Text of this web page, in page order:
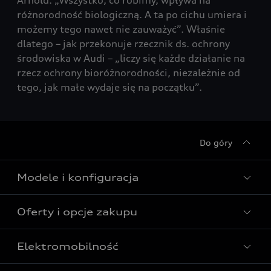
różnorodność biologiczną. A ta po cichu umiera i
możemy tego nawet nie zauważyć”. Właśnie
dlatego – jak przekonuje rzecznik ds. ochrony
środowiska w Audi – „liczy się każde działanie na
rzecz ochrony bioróżnorodności, niezależnie od
tego, jak małe wydaje się na początku”.
Do góry
Modele i konfiguracja
Wszystkie modele Audi
Modele elektryczne Audi
Modele Audi plug-in hybrid
Oferty i opcje zakupu
Gotowe do odbioru
Elektromobilność